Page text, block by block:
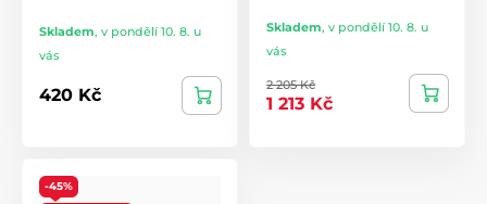
Skladem, v pondělí 10. 8. u
vás
420 Kč
Skladem, v pondělí 10. 8. u
vás
2 205 Kč
1 213 Kč
-45%